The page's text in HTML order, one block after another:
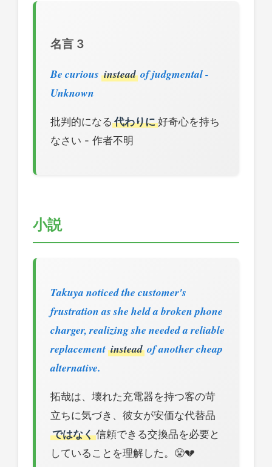
名言 3
Be curious instead of judgmental -
Unknown
批判的になる 代わりに好奇心を持ち
なさい - 作者不明
小説
Takuya noticed the customer's
frustration as she held a broken phone
charger, realizing she needed a reliable
replacement instead of another cheap
alternative.
拓哉は、壊れた充電器を持つ客の苛
立ちに気づき、彼女が安価な代替品
ではなく信頼できる交換品を必要と
していることを理解した。😤💔